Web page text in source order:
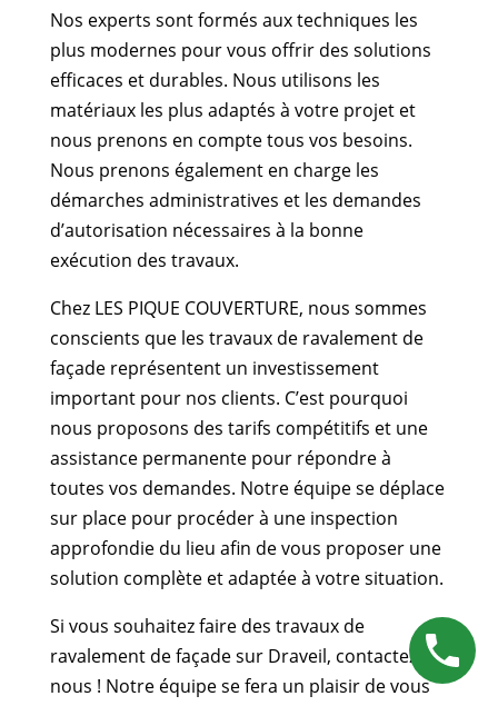
Nos experts sont formés aux techniques les
plus modernes pour vous offrir des solutions
efficaces et durables. Nous utilisons les
matériaux les plus adaptés à votre projet et
nous prenons en compte tous vos besoins.
Nous prenons également en charge les
démarches administratives et les demandes
d’autorisation nécessaires à la bonne
exécution des travaux.
Chez LES PIQUE COUVERTURE, nous sommes
conscients que les travaux de ravalement de
façade représentent un investissement
important pour nos clients. C’est pourquoi
nous proposons des tarifs compétitifs et une
assistance permanente pour répondre à
toutes vos demandes. Notre équipe se déplace
sur place pour procéder à une inspection
approfondie du lieu afin de vous proposer une
solution complète et adaptée à votre situation.
Si vous souhaitez faire des travaux de
ravalement de façade sur Draveil, contactez-
nous ! Notre équipe se fera un plaisir de vous